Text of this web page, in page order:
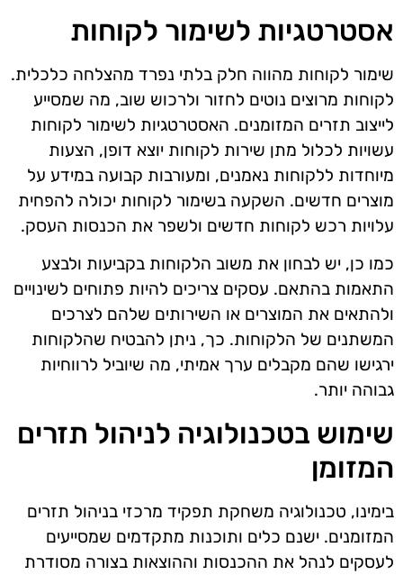
אסטרטגיות לשימור לקוחות
שימור לקוחות מהווה חלק בלתי נפרד מהצלחה כלכלית.
לקוחות מרוצים נוטים לחזור ולרכוש שוב, מה שמסייע
לייצוב תזרים המזומנים. האסטרטגיות לשימור לקוחות
עשויות לכלול מתן שירות לקוחות יוצא דופן, הצעות
מיוחדות ללקוחות נאמנים, ומעורבות קבועה במידע על
מוצרים חדשים. השקעה בשימור לקוחות יכולה להפחית
עלויות רכש לקוחות חדשים ולשפר את הכנסות העסק.
כמו כן, יש לבחון את משוב הלקוחות בקביעות ולבצע
התאמות בהתאם. עסקים צריכים להיות פתוחים לשינויים
ולהתאים את המוצרים או השירותים שלהם לצרכים
המשתנים של הלקוחות. כך, ניתן להבטיח שהלקוחות
ירגישו שהם מקבלים ערך אמיתי, מה שיוביל לרווחיות
גבוהה יותר.
שימוש בטכנולוגיה לניהול תזרים
המזומן
בימינו, טכנולוגיה משחקת תפקיד מרכזי בניהול תזרים
המזומנים. ישנם כלים ותוכנות מתקדמים שמסייעים
לעסקים לנהל את ההכנסות וההוצאות בצורה מסודרת